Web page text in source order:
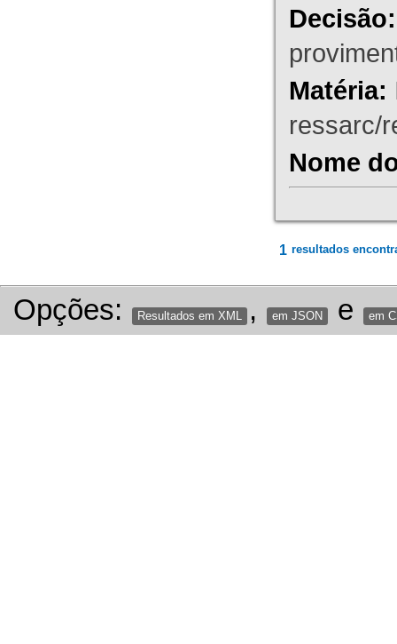
Decisão:
Matéria:
ressarc/
Nome
1 resultados
Opções: Resultados em XML , em JSON e em